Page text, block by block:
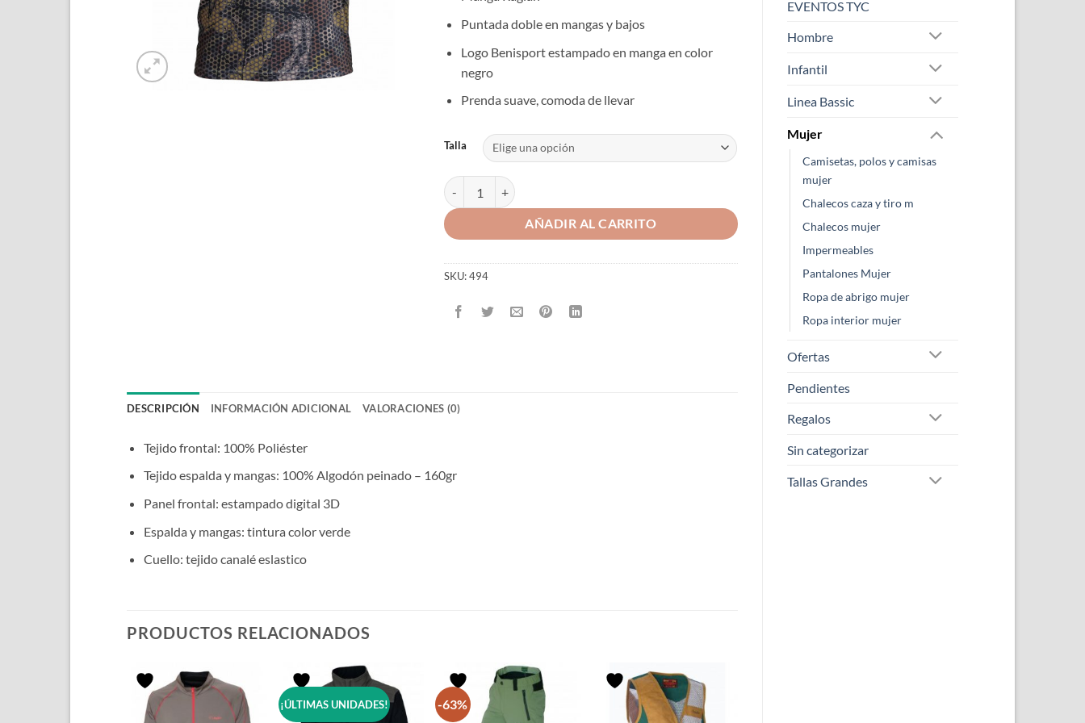
EVENTOS TYC
Hombre
Infantil
Linea Bassic
Mujer
Camisetas, polos y camisas
mujer
Chalecos caza y tiro m
Chalecos mujer
Impermeables
Pantalones Mujer
Ropa de abrigo mujer
Ropa interior mujer
Ofertas
Pendientes
Regalos
Sin categorizar
Tallas Grandes
Puntada doble en mangas y bajos
Logo Benisport estampado en manga en color
negro
Prenda suave, comoda de llevar
Talla
CAMISETA UNISEX FORES PRINT 3D "PERDIZ" cantidad
AÑADIR AL CARRITO
SKU:494
DESCRIPCIÓN INFORMACIÓN ADICIONAL VALORACIONES (0)
Tejido frontal: 100% Poliéster
Tejido espalda y mangas: 100% Algodón peinado – 160gr
Panel frontal: estampado digital 3D
Espalda y mangas: tintura color verde
Cuello: tejido canalé eslastico
PRODUCTOS RELACIONADOS
¡ÚLTIMAS UNIDADES! -63%